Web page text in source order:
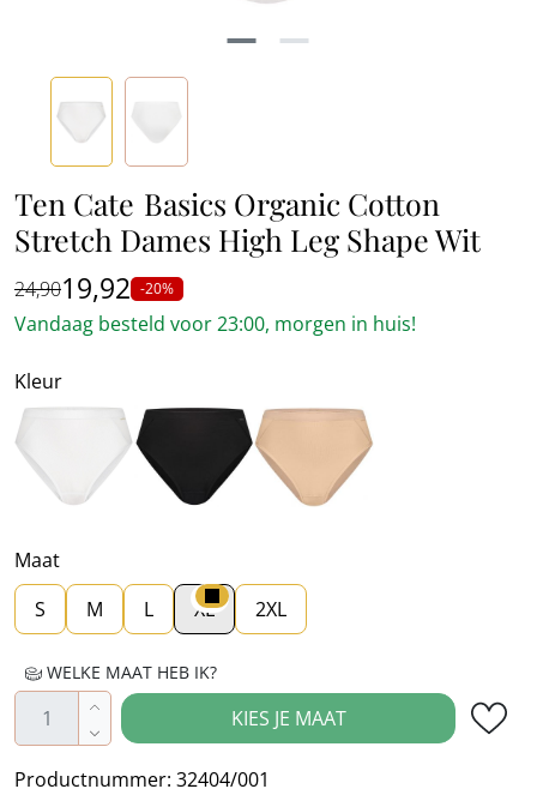
Ten Cate Basics Organic Cotton
Stretch Dames High Leg Shape Wit
19,92 -20%
24,90
Vandaag besteld voor 23:00, morgen in huis!
Kleur
Wit
Zwart
Maat
S
M L XL 2XL
WELKE MAAT HEB IK?
Producthoeveelheid: Voer de gewenste
KIES JE MAAT
Productnummer: 32404/001